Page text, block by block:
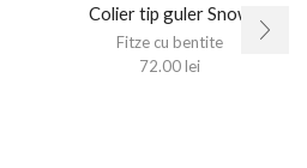
Colier tip guler Snow
Fitze cu bentite
72.00 lei